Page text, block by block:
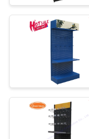
GIRO
DELLA
FABBRICA
CONTROLLO
DI
QUALITÀ
Banco
Slatwall